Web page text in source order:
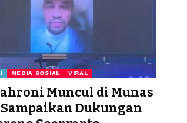
MEDIA SOSIAL VIRAL
Muncul di Munas
Sampaikan Dukungan